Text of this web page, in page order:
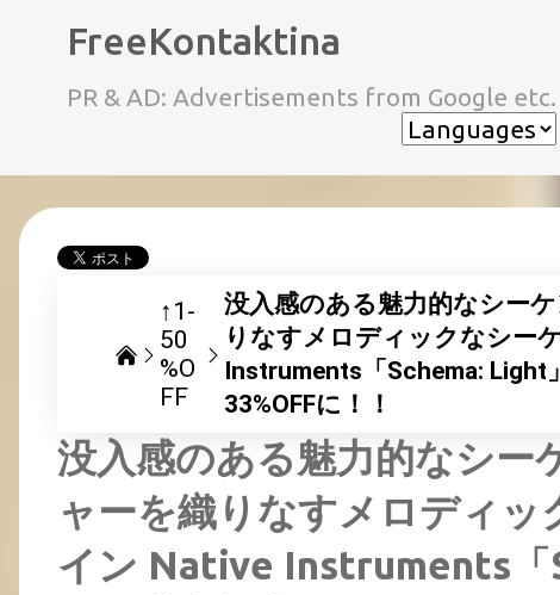
FreeKontaktina
PR & AD: Advertisements from Google etc.
↑1-
50
%O
FF
没入感のある魅力的なシー
りなすメロディックなシー
Instruments「Schema:
33%OFFに！！
没入感のある魅力的なシー
ャーを織りなすメロディ
イン Native Instruments「